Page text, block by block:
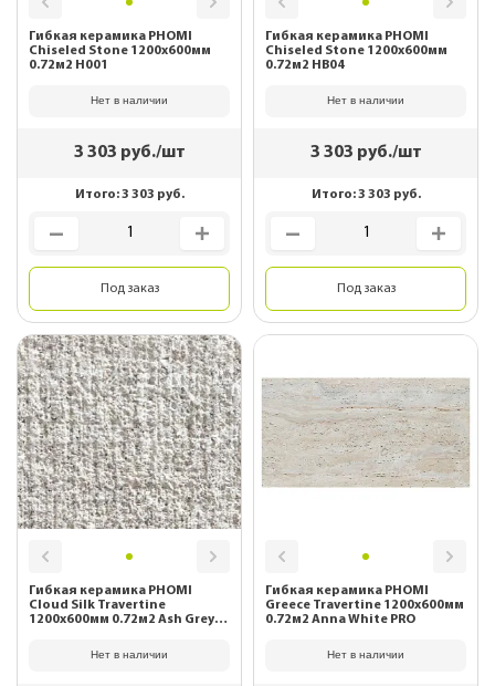
Гибкая керамика PHOMI
Chiseled Stone 1200x600мм
0.72м2 H001
Нет в наличии
3 303 руб./шт
Итого:3 303 руб.
Под заказ
Гибкая керамика PHOMI
Chiseled Stone 1200x600мм
0.72м2 HB04
Нет в наличии
3 303 руб./шт
Итого:3 303 руб.
Под заказ
Гибкая керамика PHOMI
Cloud Silk Travertine
1200x600мм 0.72м2 Ash Grey
Нет в наличии
Гибкая керамика PHOMI
Greece Travertine 1200x600мм
0.72м2 Anna White PRO
Нет в наличии